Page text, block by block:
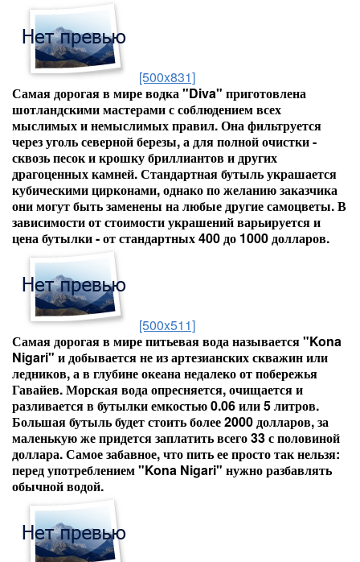
[500x831]
Самая дорогая в мире водка "Diva" приготовлена
шотландскими мастерами с соблюдением всех
мыслимых и немыслимых правил. Она фильтруется
через уголь северной березы, а для полной очистки -
сквозь песок и крошку бриллиантов и других
драгоценных камней. Стандартная бутыль украшается
кубическими цирконами, однако по желанию заказчика
они могут быть заменены на любые другие самоцветы. В
зависимости от стоимости украшений варьируется и
цена бутылки - от стандартных 400 до 1000 долларов.
[500x511]
Самая дорогая в мире питьевая вода называется "Kona
Nigari" и добывается не из артезианских скважин или
ледников, а в глубине океана недалеко от побережья
Гавайев. Морская вода опресняется, очищается и
разливается в бутылки емкостью 0.06 или 5 литров.
Большая бутыль будет стоить более 2000 долларов, за
маленькую же придется заплатить всего 33 с половиной
доллара. Самое забавное, что пить ее просто так нельзя:
перед употреблением "Kona Nigari" нужно разбавлять
обычной водой.